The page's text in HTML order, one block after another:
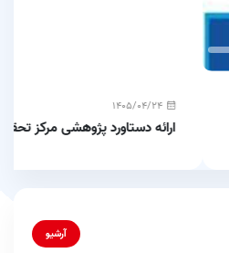
تحقیقات ارتقاء سلامت در
آرشیو